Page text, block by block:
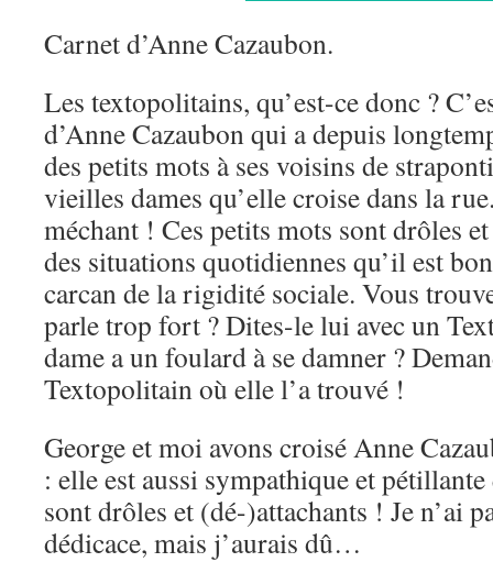
Carnet d’Anne Cazaubon.
Les textopolitains, qu’est-ce donc ?
d’Anne Cazaubon qui a depuis
des petits mots à ses voisins de
vieilles dames qu’elle croise dans la
méchant ! Ces petits mots sont drôles
des situations quotidiennes qu’il est
carcan de la rigidité sociale. Vous
parle trop fort ? Dites-le lui avec un
dame a un foulard à se damner ?
Textopolitain où elle l’a trouvé !
George et moi avons croisé Anne
: elle est aussi sympathique et
sont drôles et (dé-)attachants ! Je n’ai
dédicace, mais j’aurais dû…